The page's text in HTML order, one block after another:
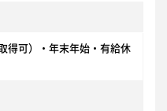
得可）・年末年始・有給休